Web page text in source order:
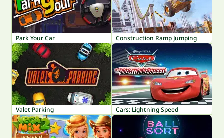
Park Your Car Construction Ramp Jumping
Valet Parking Cars: Lightning Speed